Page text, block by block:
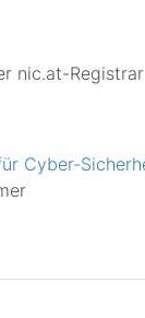
nic.at-Registrar
Cyber-